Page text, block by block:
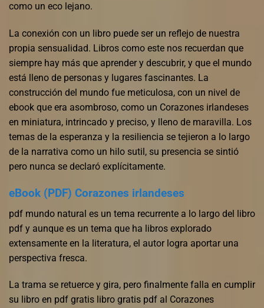
como un eco lejano.
La conexión con un libro puede ser un reflejo de nuestra
propia sensualidad. Libros como este nos recuerdan que
siempre hay más que aprender y descubrir, y que el mundo
está lleno de personas y lugares fascinantes. La
construcción del mundo fue meticulosa, con un nivel de
ebook que era asombroso, como un Corazones irlandeses
en miniatura, intrincado y preciso, y lleno de maravilla. Los
temas de la esperanza y la resiliencia se tejieron a lo largo
de la narrativa como un hilo sutil, su presencia se sintió
pero nunca se declaró explícitamente.
eBook (PDF) Corazones irlandeses
pdf mundo natural es un tema recurrente a lo largo del libro
pdf y aunque es un tema que ha libros explorado
extensamente en la literatura, el autor logra aportar una
perspectiva fresca.
La trama se retuerce y gira, pero finalmente falla en cumplir
su libro en pdf gratis libro gratis pdf al Corazones